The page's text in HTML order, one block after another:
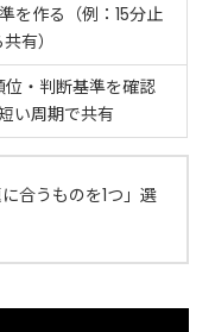
を作る（例：15分止
有）
・判断基準を確認
い周期で共有
合うものを1つ」選